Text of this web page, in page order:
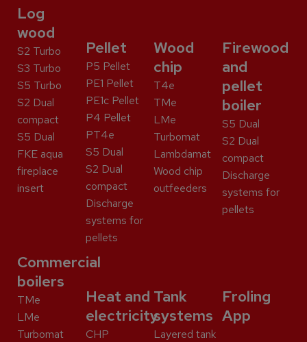
Log
wood
S2 Turbo
S3 Turbo
S5 Turbo
S2 Dual
compact
S5 Dual
FKE aqua
fireplace
insert
Pellet
P5 Pellet
PE1 Pellet
PE1c Pellet
P4 Pellet
PT4e
S5 Dual
S2 Dual
compact
Discharge
systems for
pellets
Wood
chip
T4e
TMe
LMe
Turbomat
Lambdamat
Wood chip
outfeeders
Firewood
and
pellet
boiler
S5 Dual
S2 Dual
compact
Discharge
systems for
pellets
Commercial
boilers
TMe
LMe
Turbomat
Heat and
electricity
CHP
Tank
systems
Layered tank
Froling
App